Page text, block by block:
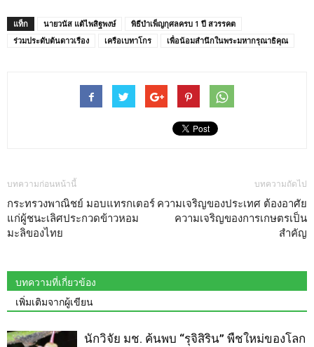
แท็ก นายวนัส แต้ไพสิฐพงษ์
พิธีบำเพ็ญกุศลครบ 1 ปี สวรรคต
ร่วมประดับต้นดาวเรือง
เครือเบทาโกร เพื่อน้อมสำนึกในพระมหากรุณาธิคุณ
บทความก่อนหน้านี้
กระทรวงพาณิชย์ มอบแทรกเตอร์
แก่ผู้ชนะเลิศประกวดข้าวหอม
มะลิของไทย
บทความถัดไป
ความเจริญของประเทศ ต้องอาศัย
ความเจริญของการเกษตรเป็น
สำคัญ
บทความที่เกี่ยวข้อง
เพิ่มเติมจากผู้เขียน
นักวิจัย มช. ค้นพบ “รุจิสิริน” พืชใหม่ของโลก